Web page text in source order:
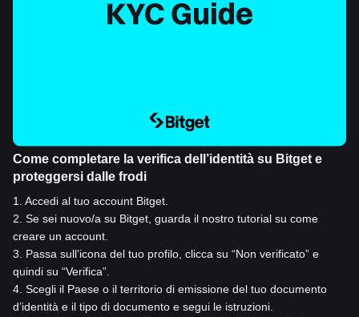
Come completare la verifica dell’identità su Bitget e
proteggersi dalle frodi
1
Accedi al tuo account Bitget.
2 Se sei nuovo/a su Bitget, guarda il nostro tutorial su come
creare un account.
3
Passa sull’icona del tuo profilo, clicca su “Non verificato” e
quindi su “Verifica”.
4 Scegli il Paese o il territorio di emissione del tuo documento
d’identità e il tipo di documento e segui le istruzioni.